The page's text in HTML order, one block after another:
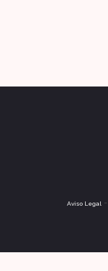
Aviso Legal -